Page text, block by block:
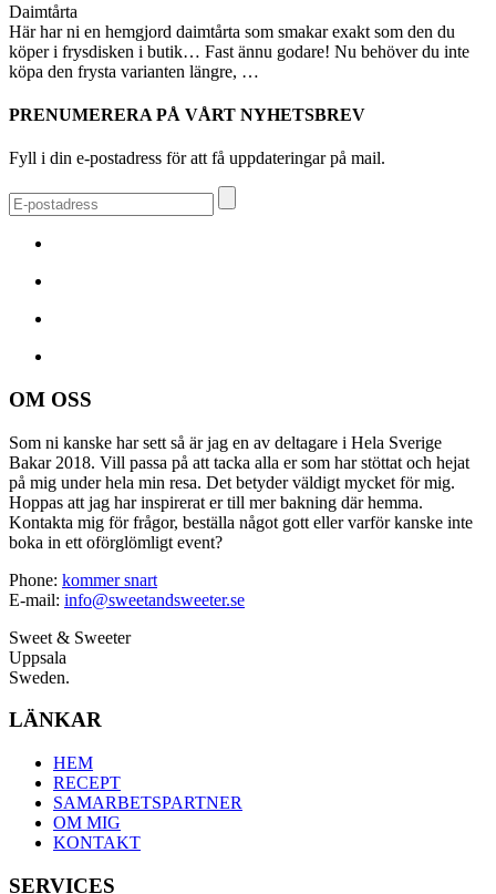
Daimtårta
Här har ni en hemgjord daimtårta som smakar exakt som den du
köper i frysdisken i butik… Fast ännu godare! Nu behöver du inte
köpa den frysta varianten längre, …
PRENUMERERA PÅ VÅRT NYHETSBREV
Fyll i din e-postadress för att få uppdateringar på mail.
OM OSS
Som ni kanske har sett så är jag en av deltagare i Hela Sverige
Bakar 2018. Vill passa på att tacka alla er som har stöttat och hejat
på mig under hela min resa. Det betyder väldigt mycket för mig.
Hoppas att jag har inspirerat er till mer bakning där hemma.
Kontakta mig för frågor, beställa något gott eller varför kanske inte
boka in ett oförglömligt event?
Phone: kommer snart
E-mail: info@sweetandsweeter.se
Sweet & Sweeter
Uppsala
Sweden.
LÄNKAR
HEM
RECEPT
SAMARBETSPARTNER
OM MIG
KONTAKT
SERVICES